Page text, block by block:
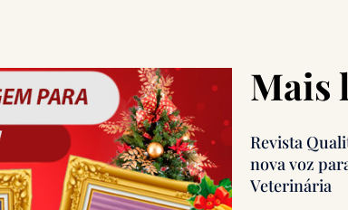
Mais
Revista
nova voz
Veterinária